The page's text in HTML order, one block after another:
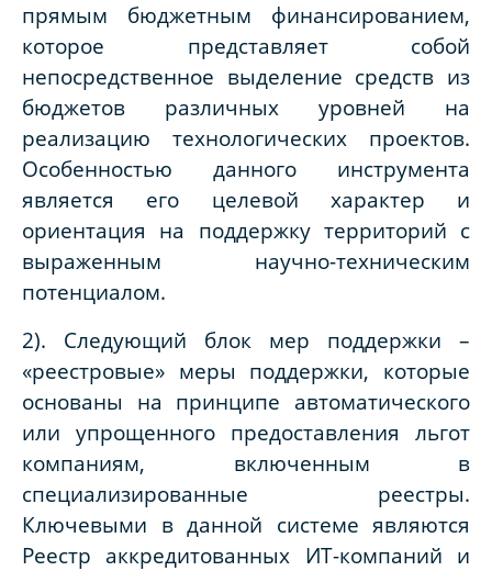
прямым бюджетным финансированием,
которое представляет собой
непосредственное выделение средств из
бюджетов различных уровней на
реализацию технологических проектов.
Особенностью данного инструмента
является его целевой характер и
ориентация на поддержку территорий с
выраженным научно-техническим
потенциалом.
2). Следующий блок мер поддержки –
«реестровые» меры поддержки, которые
основаны на принципе автоматического
или упрощенного предоставления льгот
компаниям, включенным в
специализированные реестры.
Ключевыми в данной системе являются
Реестр аккредитованных ИТ-компаний и